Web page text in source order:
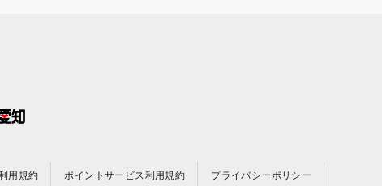
用規約 ポイントサービス利用規約 プライバシーポリシー